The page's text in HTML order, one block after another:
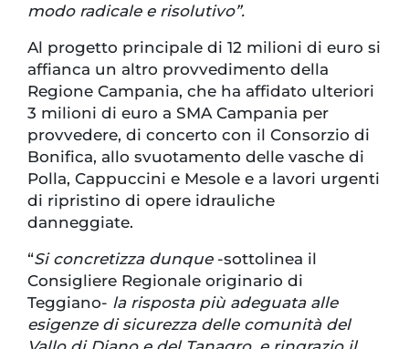
modo radicale e risolutivo”.
Al progetto principale di 12 milioni di euro si
affianca un altro provvedimento della
Regione Campania, che ha affidato ulteriori
3 milioni di euro a SMA Campania per
provvedere, di concerto con il Consorzio di
Bonifica, allo svuotamento delle vasche di
Polla, Cappuccini e Mesole e a lavori urgenti
di ripristino di opere idrauliche
danneggiate.
“Si concretizza dunque-sottolinea il
Consigliere Regionale originario di
Teggiano- la risposta più adeguata alle
esigenze di sicurezza delle comunità del